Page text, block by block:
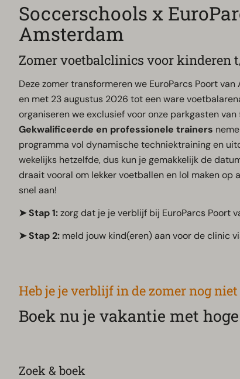
Soccerschools x
Amsterdam
Zomer voetbalclinics voor kinderen
Deze zomer transformeren we EuroParcs Poort
en met 23 augustus 2026 tot een ware
organiseren we exclusief voor onze parkgasten
Gekwalificeerde en professionele trainers
programma vol dynamische techniektraining en
wekelijks hetzelfde, dus kun je gemakkelijk de
draait vooral om lekker voetballen en lol maken op
snel aan!
➤ Stap 1:zorg dat je je verblijf bij EuroParcs Poort
➤ Stap 2: meld jouw kind(eren) aan voor de clinic
Heb je je verblijf in de zomer nog niet
Boek nu je vakantie met
Zoek & boek